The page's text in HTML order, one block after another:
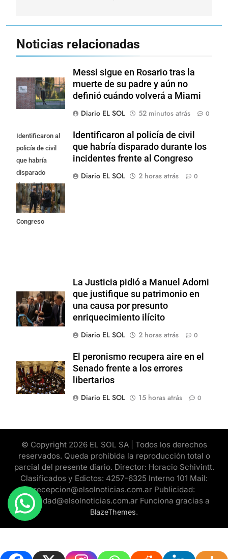
Noticias relacionadas
Messi sigue en Rosario tras la
muerte de su padre y aún no
definió cuándo volverá a Miami
Diario EL SOL
52 minutos atrás 0
Identificaron al
policía de civil
que habría
disparado
durante los
incidentes
frente al
Congreso
Identificaron al policía de civil
que habría disparado durante los
incidentes frente al Congreso
Diario EL SOL
2 horas atrás 0
La Justicia pidió a Manuel Adorni
que justifique su patrimonio en
una causa por presunto
enriquecimiento ilícito
Diario EL SOL
2 horas atrás 0
El peronismo recupera aire en el
Senado frente a los errores
libertarios
Diario EL SOL
15 horas atrás 0
© Copyright 2026 EL SOL SA | Todos los derechos
reservados. Queda prohibida la reproducción total o
parcial del presente diario. Director: Horacio Schivintt.
Clasificados y Edictos: 4257-6325 Interno 101 Mail:
recepcion@elsolnoticias.com.ar Publicidad:
publicidad@elsolnoticias.com.ar Funciona gracias a
BlazeThemes.